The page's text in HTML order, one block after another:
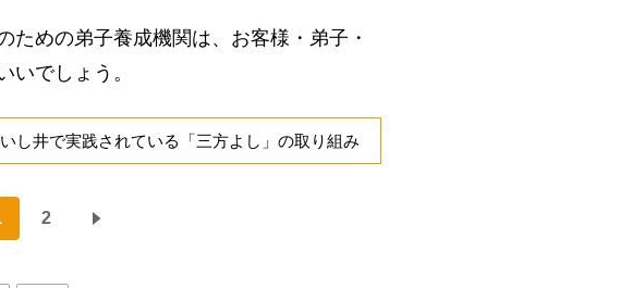
めの弟子養成機関は、お客様・弟子・
いでしょう。
し井で実践されている「三方よし」の取り組み
2